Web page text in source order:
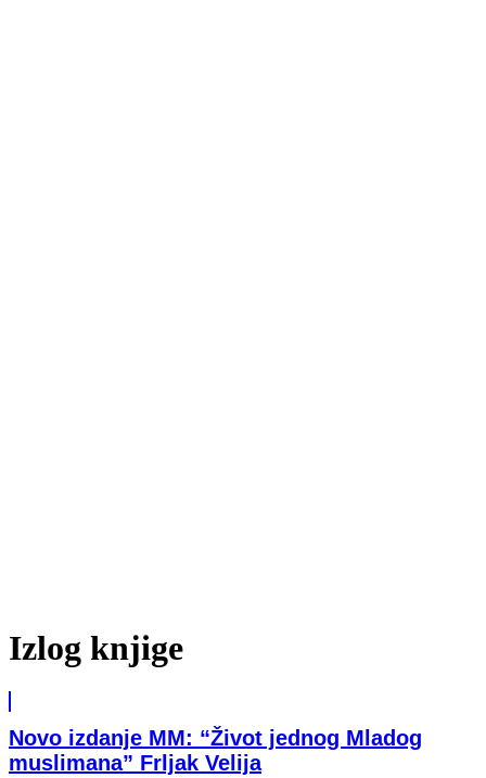
Izlog knjige
Novo izdanje MM: “Život jednog Mladog
muslimana” Frljak Velija